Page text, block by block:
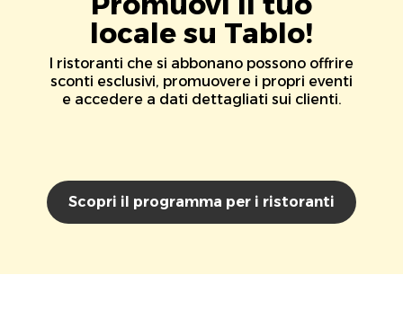
locale su Tablo!
I ristoranti che si abbonano possono offrire
sconti esclusivi, promuovere i propri eventi
e accedere a dati dettagliati sui clienti.
Scopri il programma per i ristoranti